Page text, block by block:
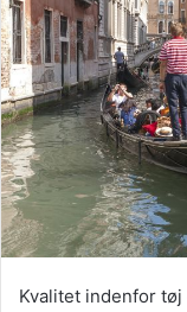
Kvalitet indenfor